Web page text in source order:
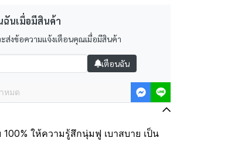
ฉันเมื่อมีสินค้า
ะส่งข้อความแจ้งเตือนคุณเมื่อมีสินค้า
เตือนฉัน
หมด
ให้ความรู้สึกนุ่มฟู เบาสบาย เป็น